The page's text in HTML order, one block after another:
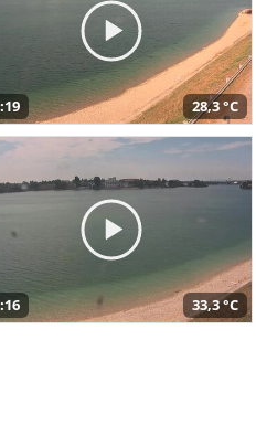
28,3 °C
33,3 °C